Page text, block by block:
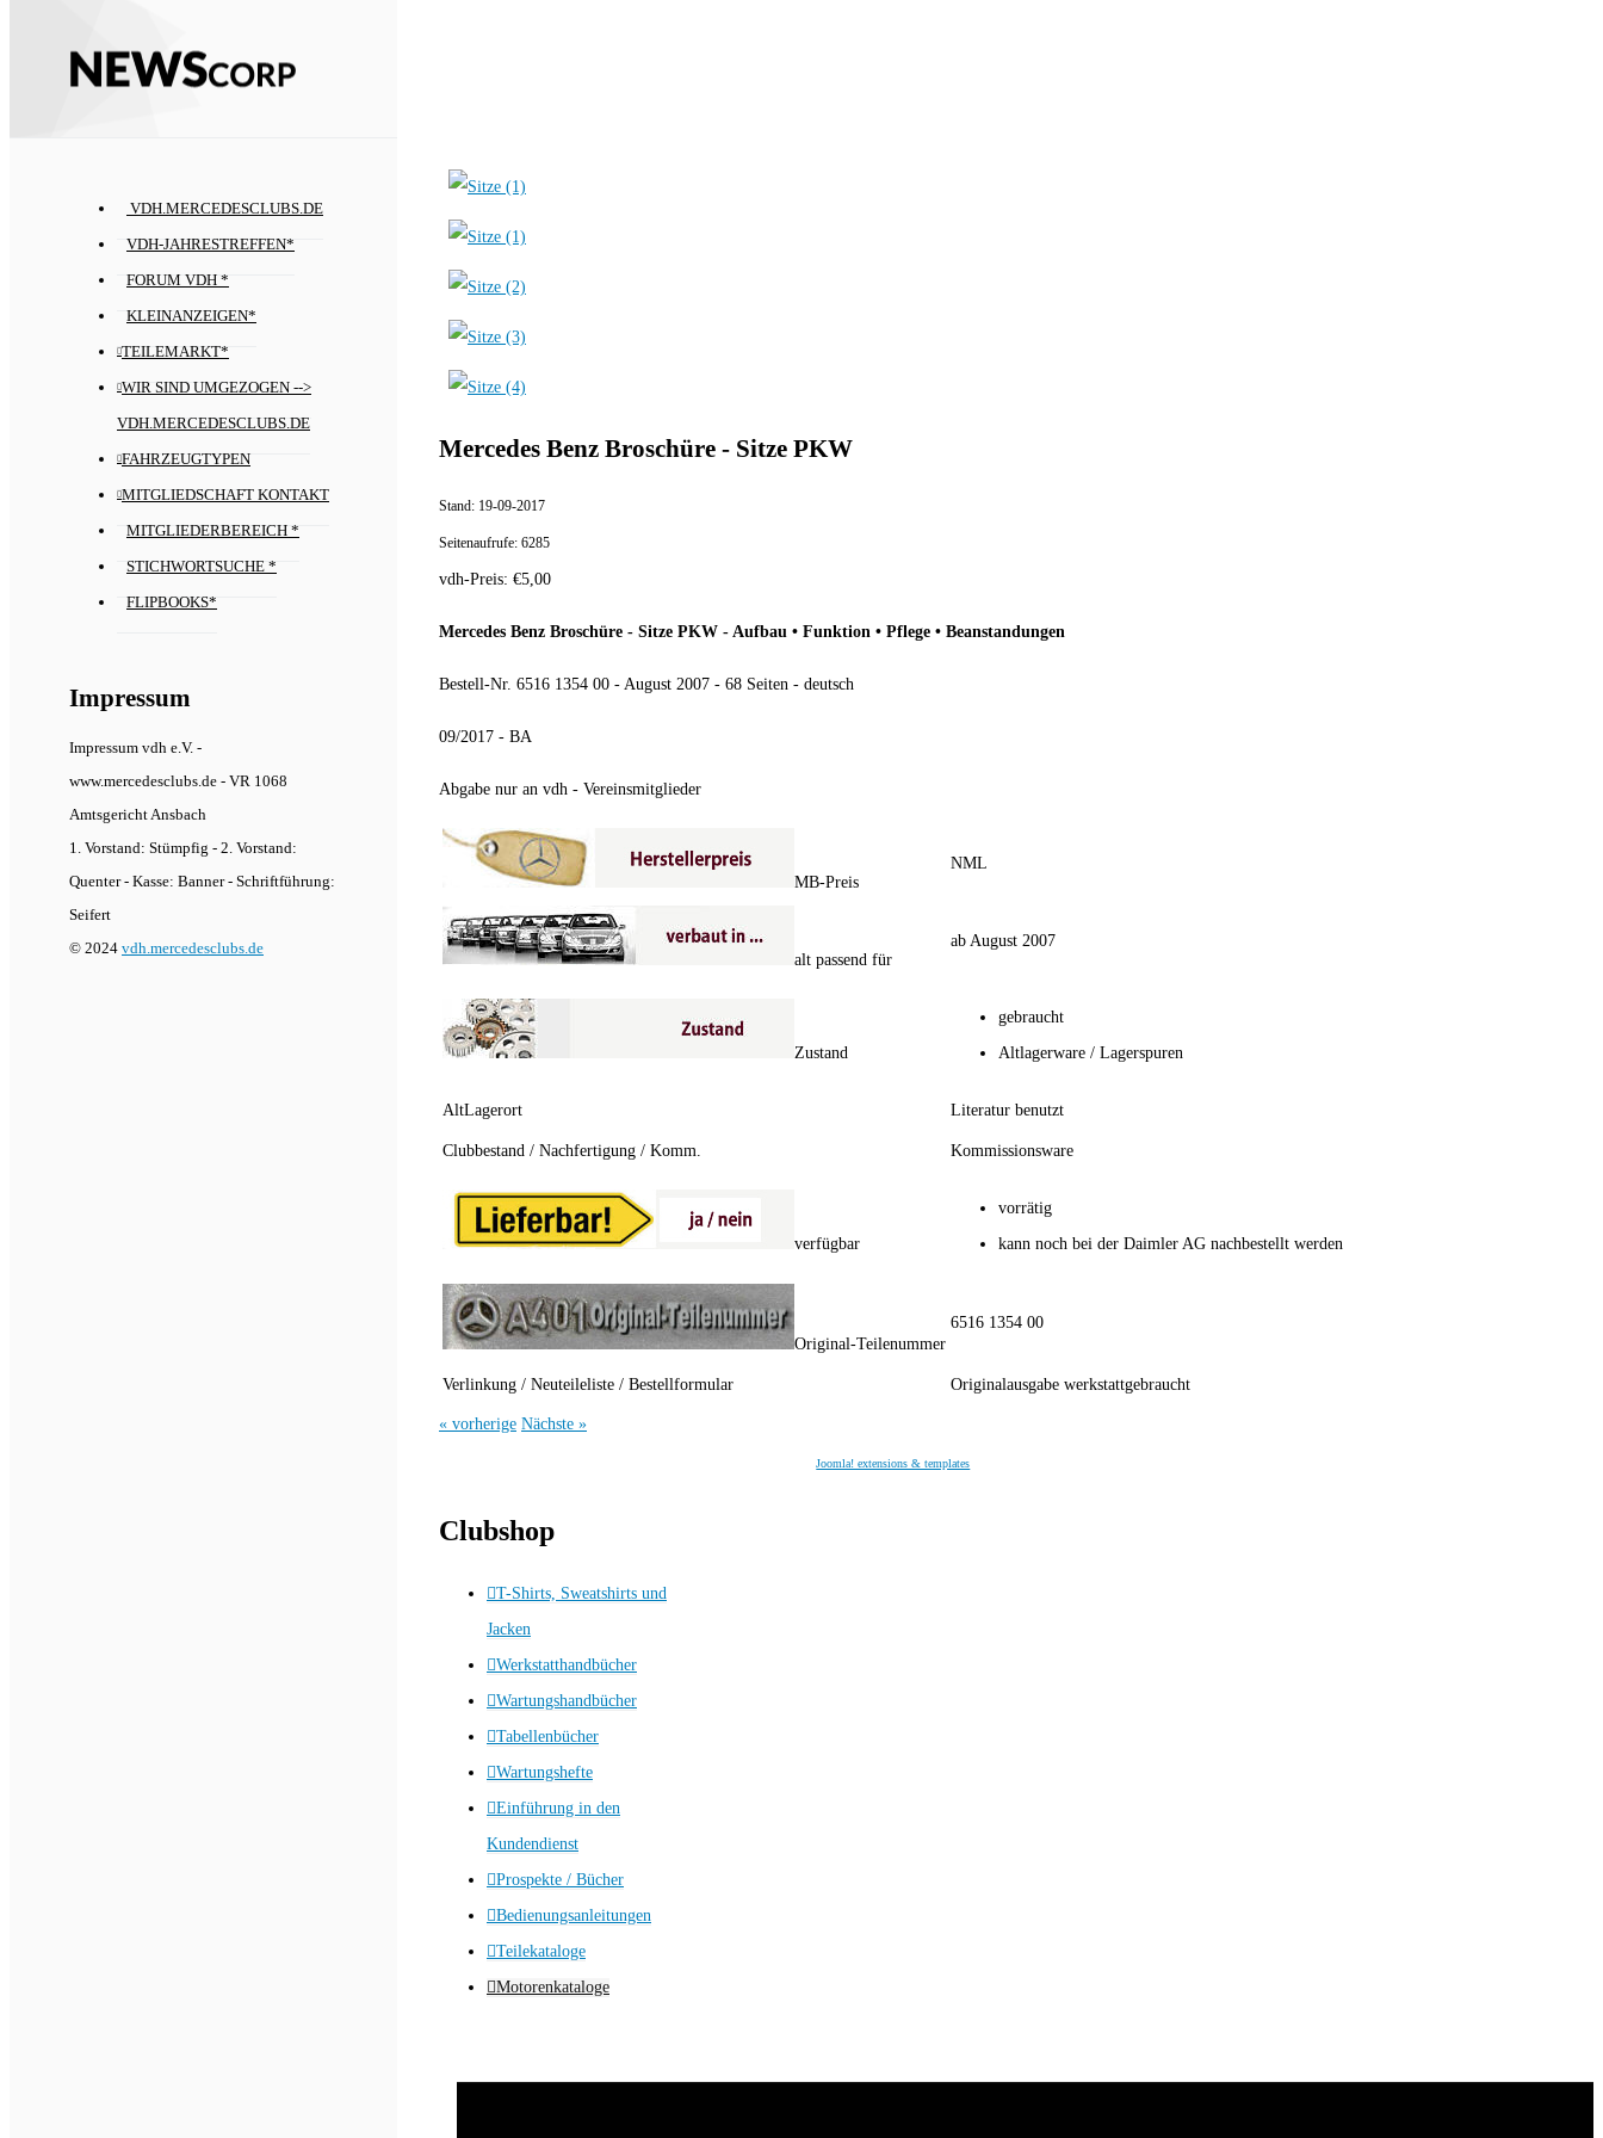
VDH.MERCEDESCLUBS.DE
VDH-JAHRESTREFFEN*
FORUM VDH *
KLEINANZEIGEN*
TEILEMARKT*
WIR SIND UMGEZOGEN -->
VDH.MERCEDESCLUBS.DE
FAHRZEUGTYPEN
MITGLIEDSCHAFT KONTAKT
MITGLIEDERBEREICH *
STICHWORTSUCHE *
FLIPBOOKS*
Impressum
Impressum vdh e.V. -
www.mercedesclubs.de - VR 1068
Amtsgericht Ansbach
1. Vorstand: Stümpfig - 2. Vorstand:
Quenter - Kasse: Banner - Schriftführung:
Seifert
© 2024 vdh.mercedesclubs.de
Mercedes Benz Broschüre - Sitze PKW
Stand: 19-09-2017
Seitenaufrufe: 6285
vdh-Preis: €5,00
Mercedes Benz Broschüre - Sitze PKW - Aufbau • Funktion • Pflege • Beanstandungen
Bestell-Nr. 6516 1354 00 - August 2007 - 68 Seiten - deutsch
09/2017 - BA
Abgabe nur an vdh - Vereinsmitglieder
MB-Preis
NML
alt passend für
ab August 2007
Zustand
gebraucht
Altlagerware / Lagerspuren
AltLagerort Literatur benutzt
Clubbestand / Nachfertigung / Komm. Kommissionsware
verfügbar
vorrätig
kann noch bei der Daimler AG nachbestellt werden
Original-Teilenummer
6516 1354 00
Verlinkung / Neuteileliste / Bestellformular Originalausgabe werkstattgebraucht
« vorherige Nächste »
Joomla! extensions & templates
Clubshop
T-Shirts, Sweatshirts und
Jacken
Werkstatthandbücher
Wartungshandbücher
Tabellenbücher
Wartungshefte
Einführung in den
Kundendienst
Prospekte / Bücher
Bedienungsanleitungen
Teilekataloge
Motorenkataloge